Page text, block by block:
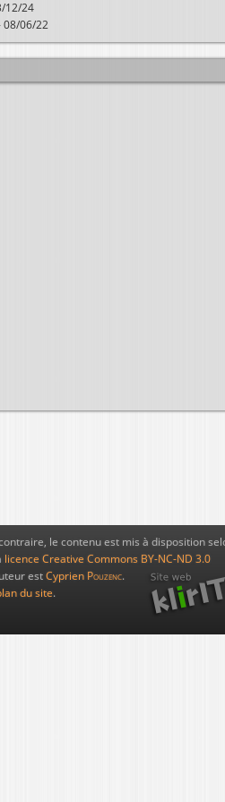
12/24
08/06/22
le contenu est mis à disposition
licence Creative Commons BY-NC-ND 3.0
estCyprien Pouzenc.
du site.